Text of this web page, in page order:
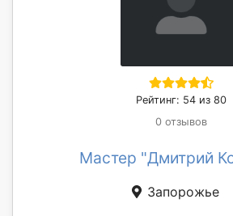
Рейтинг: 54 из 80
0 отзывов
Мастер "Дмитрий
Запорожье